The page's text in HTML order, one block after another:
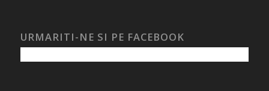
URMARITI-NE SI PE FACEBOOK